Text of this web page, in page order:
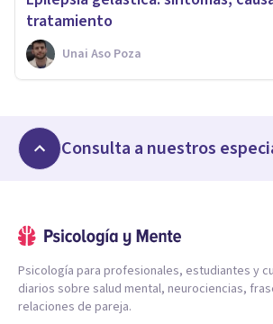
tratamiento
Unai Aso Poza
Consulta a nuestros
Psicología para profesionales, estudiantes y
diarios sobre salud mental, neurociencias,
relaciones de pareja.